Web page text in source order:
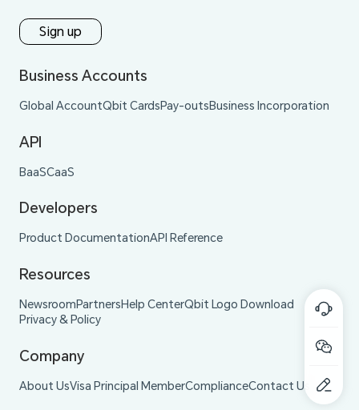
Sign up
Business Accounts
Global AccountQbit CardsPay-outsBusiness Incorporation
API
BaaSCaaS
Developers
Product DocumentationAPI Reference
Resources
NewsroomPartnersHelp CenterQbit Logo Download
Privacy & Policy
Company
About UsVisa Principal MemberComplianceContact Us